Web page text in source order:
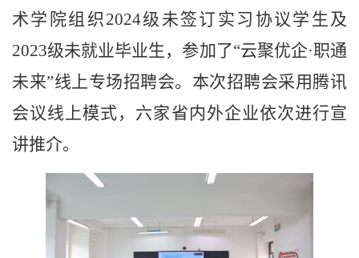
术学院组织2024级未签订实习协议学生及
2023级未就业毕业生，参加了“云聚优企·职通
未来”线上专场招聘会。本次招聘会采用腾讯
会议线上模式，六家省内外企业依次进行宣
讲推介。